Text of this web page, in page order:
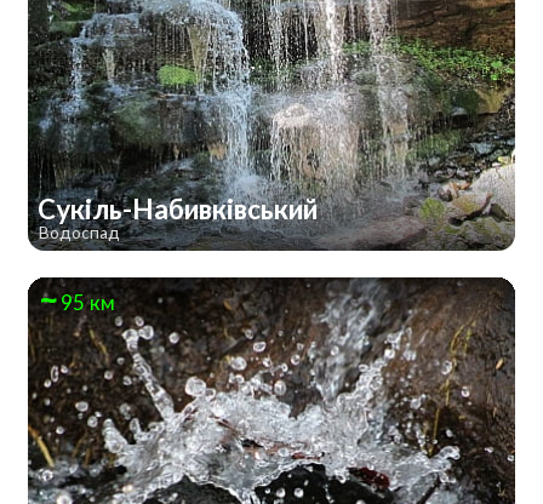
Сукіль-Набивківський
Водоспад
95 км